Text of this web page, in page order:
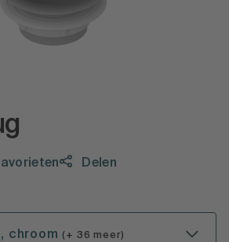
Delen
chroom (+ 36 meer)